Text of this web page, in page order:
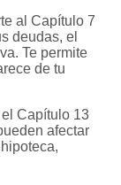
al Capítulo 7
deudas, el
Te permite
de tu
Capítulo 13
afectar